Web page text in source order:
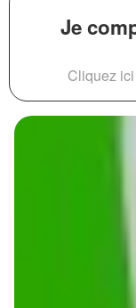
Je
Cliquez